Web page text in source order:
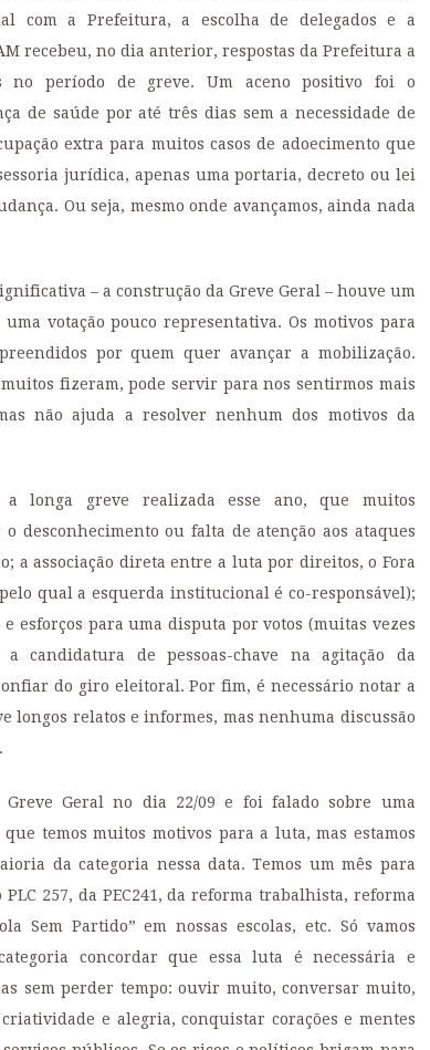
com a Prefeitura, a escolha de delegados e a
recebeu, no dia anterior, respostas da Prefeitura a
no período de greve.Um aceno positivo foi o
de saúde por até três dias sem a necessidade de
extra para muitos casos de adoecimento que
jurídica, apenas uma portaria, decreto ou lei
Ou seja, mesmo onde avançamos, ainda nada
– a construção da Greve Geral – houve um
votação pouco representativa. Os motivos para
por quem quer avançar a mobilização.
fizeram, pode servir para nos sentirmos mais
não ajuda a resolver nenhum dos motivos da
longa greve realizada esse ano, que muitos
desconhecimento ou falta de atenção aos ataques
a associação direta entre a luta por direitos, o Fora
qual a esquerda institucional é co-responsável);
esforços para uma disputa por votos (muitas vezes
candidatura de pessoas-chave na agitação da
do giro eleitoral. Por fim, é necessário notar a
longos relatos e informes, mas nenhuma discussão
Geral no dia 22/09 e foi falado sobre uma
temos muitos motivos para a luta, mas estamos
da categoria nessa data. Temos um mês para
257, da PEC241, da reforma trabalhista, reforma
Sem Partido” em nossas escolas, etc. Só vamos
concordar que essa luta é necessária e
sem perder tempo: ouvir muito, conversar muito,
e alegria, conquistar corações e mentes